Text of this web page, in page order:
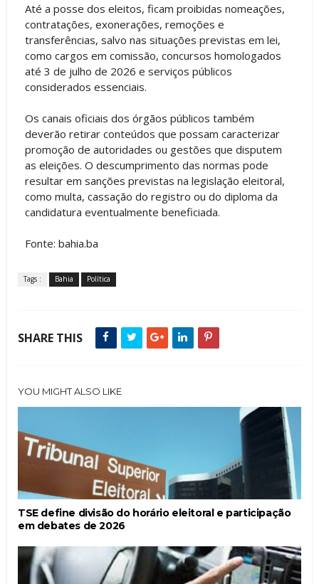
Até a posse dos eleitos, ficam proibidas nomeações,
contratações, exonerações, remoções e
transferências, salvo nas situações previstas em lei,
como cargos em comissão, concursos homologados
até 3 de julho de 2026 e serviços públicos
considerados essenciais.
Os canais oficiais dos órgãos públicos também
deverão retirar conteúdos que possam caracterizar
promoção de autoridades ou gestões que disputem
as eleições. O descumprimento das normas pode
resultar em sanções previstas na legislação eleitoral,
como multa, cassação do registro ou do diploma da
candidatura eventualmente beneficiada.
Fonte: bahia.ba
Tags : Bahia Política
SHARE THIS
YOU MIGHT ALSO LIKE
TSE define divisão do horário eleitoral e participação
em debates de 2026